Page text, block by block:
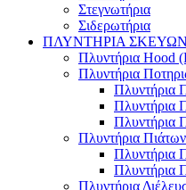
Στεγνωτήρια
Σιδερωτήρια
ΠΛΥΝΤΗΡΙΑ ΣΚΕΥΩΝ
Πλυντήρια Hood
Πλυντήρια
Πλυντήρια
Πλυντήρια
Πλυντήρια
Πλυντήρια Πιάτων
Πλυντήρια
Πλυντήρια
Πλυντήρια